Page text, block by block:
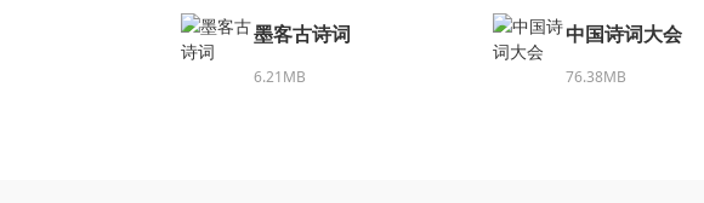
墨客古诗词
6.21MB
中国诗词大会
76.38MB